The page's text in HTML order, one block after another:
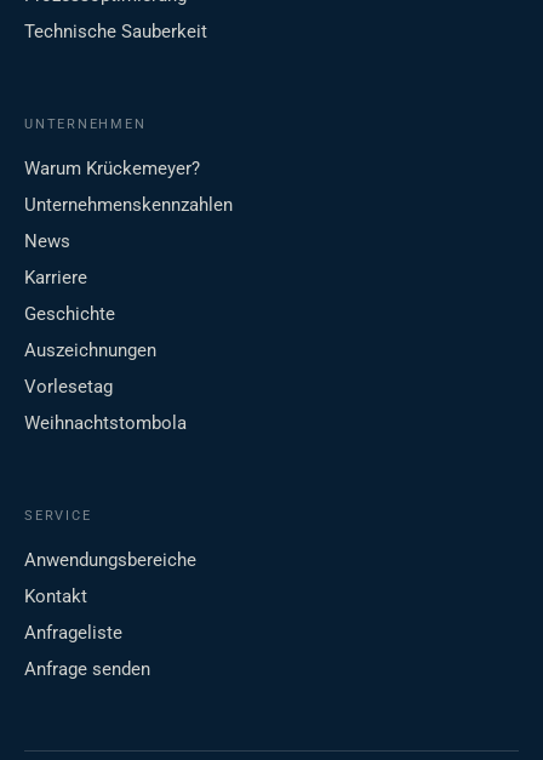
Technische Sauberkeit
UNTERNEHMEN
Warum Krückemeyer?
Unternehmenskennzahlen
News
Karriere
Geschichte
Auszeichnungen
Vorlesetag
Weihnachtstombola
SERVICE
Anwendungsbereiche
Kontakt
Anfrageliste
Anfrage senden